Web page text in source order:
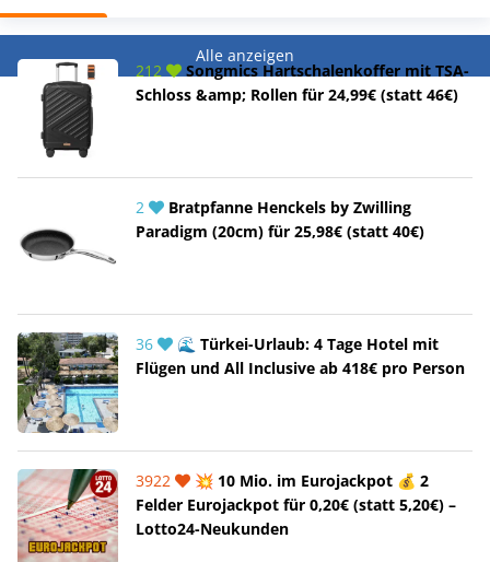
Alle anzeigen
212
Songmics Hartschalenkoffer mit TSA-
Schloss &amp; Rollen für 24,99€ (statt 46€)
2
Bratpfanne Henckels by Zwilling
Paradigm (20cm) für 25,98€ (statt 40€)
36
🌊 Türkei-Urlaub: 4 Tage Hotel mit
Flügen und All Inclusive ab 418€ pro Person
3922
💥 10 Mio. im Eurojackpot 💰 2
Felder Eurojackpot für 0,20€ (statt 5,20€) –
Lotto24-Neukunden